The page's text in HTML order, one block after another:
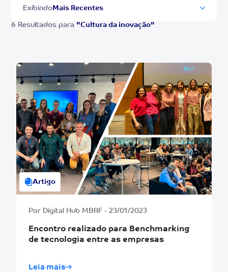
Exibindo
6 Resultados para "Cultura da inovação"
Artigo
Por Digital Hub MBRF - 23/01/2023
Encontro realizado para Benchmarking
de tecnologia entre as empresas
Leia mais